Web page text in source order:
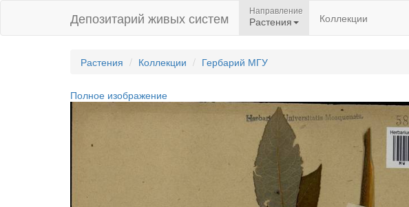
Депозитарий живых систем Направление
Растения Коллекции
Растения Коллекции Гербарий МГУ
Полное изображение